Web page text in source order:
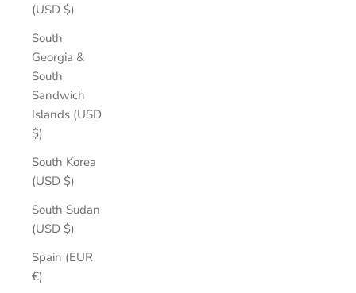
(USD $)
South
Georgia &
South
Sandwich
Islands (USD
$)
South Korea
(USD $)
South Sudan
(USD $)
Spain (EUR
€)